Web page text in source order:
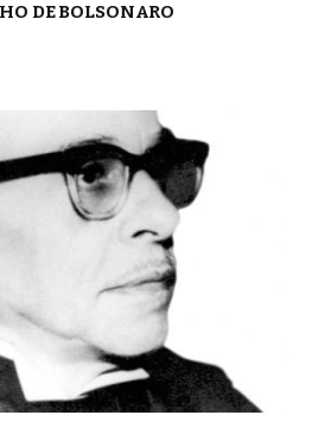
DE BOLSONARO